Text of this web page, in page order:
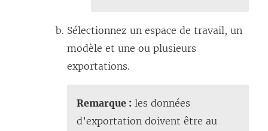
Sélectionnez un espace de travail, un
modèle et une ou plusieurs
exportations.
Remarque : les données
d’exportation doivent être au